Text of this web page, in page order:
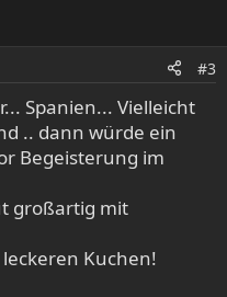
#3
Spanien... Vielleicht
.. dann würde ein
Begeisterung im
großartig mit
Kuchen!